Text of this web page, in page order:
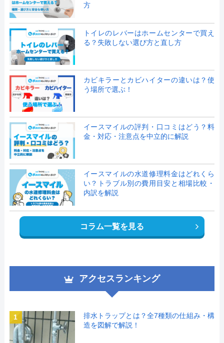
方
トイレのレバーはホームセンターで買え
る？失敗しない選び方と直し方
カビキラーとカビハイターの違いは？使
う場所で選ぶ！
イースマイルの評判・口コミはどう？料
金・対応・注意点を中立的に解説
イースマイルの水道修理料金はどれくら
い？トラブル別の費用目安と相場比較・
内訳を解説
コラム一覧を見る
アクセスランキング
1
排水トラップとは？全7種類の仕組み・構
造を図解で解説！